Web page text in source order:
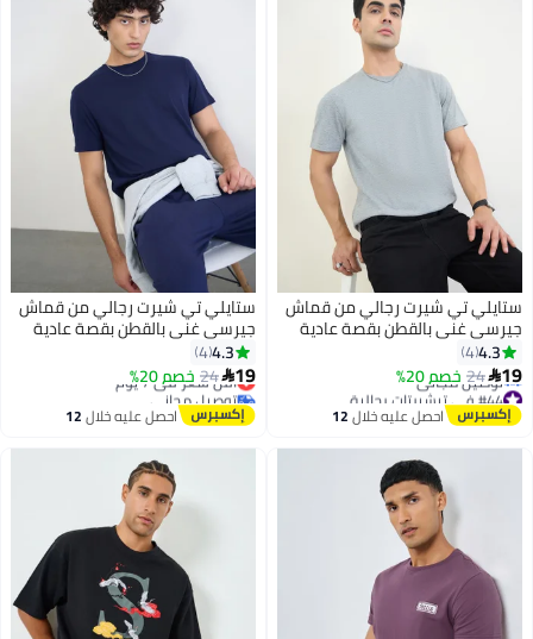
7
ستايلي تي شيرت رجالي من قماش
جيرسي غني بالقطن بقصة عادية
4.3
4
19
24خصم 20%
#44 في تيشيرتات رجالية
أقل سعر في 7 يوم
توصيل مجاني
#44 في تيشيرتات رجالية
احصل عليه خلال12
7
ستايلي تي شيرت رجالي من قماش
جيرسي غني بالقطن بقصة عادية
4.3
4
19
24 خصم 20%
أقل سعر في 7 يوم
توصيل مجاني
أقل سعر في 7 يوماحصل عليه خلال12